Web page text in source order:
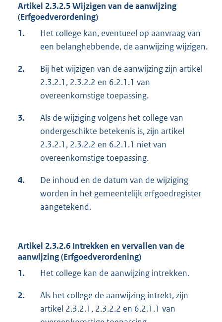
Artikel 2.3.2.5 Wijzigen van de aanwijzing
(Erfgoedverordening)
1.
Het college kan, eventueel op aanvraag van
een belanghebbende, de aanwijzing wijzigen.
2.
Bij het wijzigen van de aanwijzing zijn artikel
2.3.2.1, 2.3.2.2 en 6.2.1.1 van
overeenkomstige toepassing.
3.
Als de wijziging volgens het college van
ondergeschikte betekenis is, zijn artikel
2.3.2.1, 2.3.2.2 en 6.2.1.1 niet van
overeenkomstige toepassing.
4.
De inhoud en de datum van de wijziging
worden in het gemeentelijk erfgoedregister
aangetekend.
Artikel 2.3.2.6 Intrekken en vervallen van de
aanwijzing (Erfgoedverordening)
1.
Het college kan de aanwijzing intrekken.
2.
Als het college de aanwijzing intrekt, zijn
artikel 2.3.2.1, 2.3.2.2 en 6.2.1.1 van